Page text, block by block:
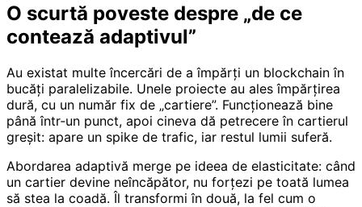
O scurtă poveste despre „de ce
contează adaptivul”
Au existat multe încercări de a împărți un blockchain în
bucăți paralelizabile. Unele proiecte au ales împărțirea
dură, cu un număr fix de „cartiere”. Funcționează bine
până într‑un punct, apoi cineva dă petrecere în cartierul
greșit: apare un spike de trafic, iar restul lumii suferă.
Abordarea adaptivă merge pe ideea de elasticitate: când
un cartier devine neîncăpător, nu forțezi pe toată lumea
să stea la coadă. Îl transformi în două, la fel cum o